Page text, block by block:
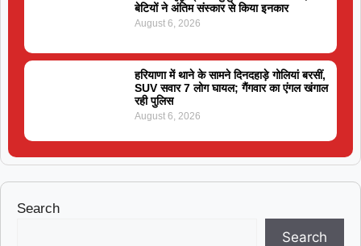
बेटियों ने अंतिम संस्कार से किया इनकार
August 6, 2026
हरियाणा में थाने के सामने दिनदहाड़े गोलियां बरसीं,
SUV सवार 7 लोग घायल; गैंगवार का एंगल खंगाल
रही पुलिस
August 6, 2026
Search
Search